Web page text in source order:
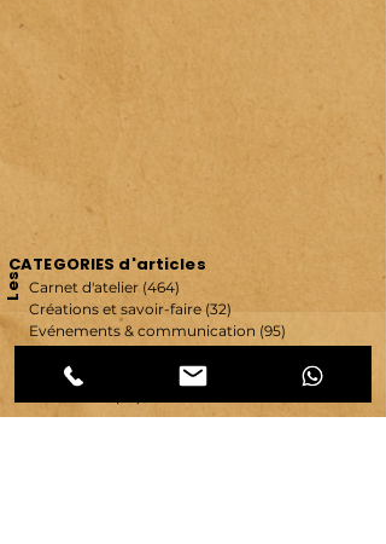
Carnet d'atelier (464)
Créations et savoir-faire (32)
Evénements & communication (95)
Territoires
63 posts
Les
CATEGORIES d'articles